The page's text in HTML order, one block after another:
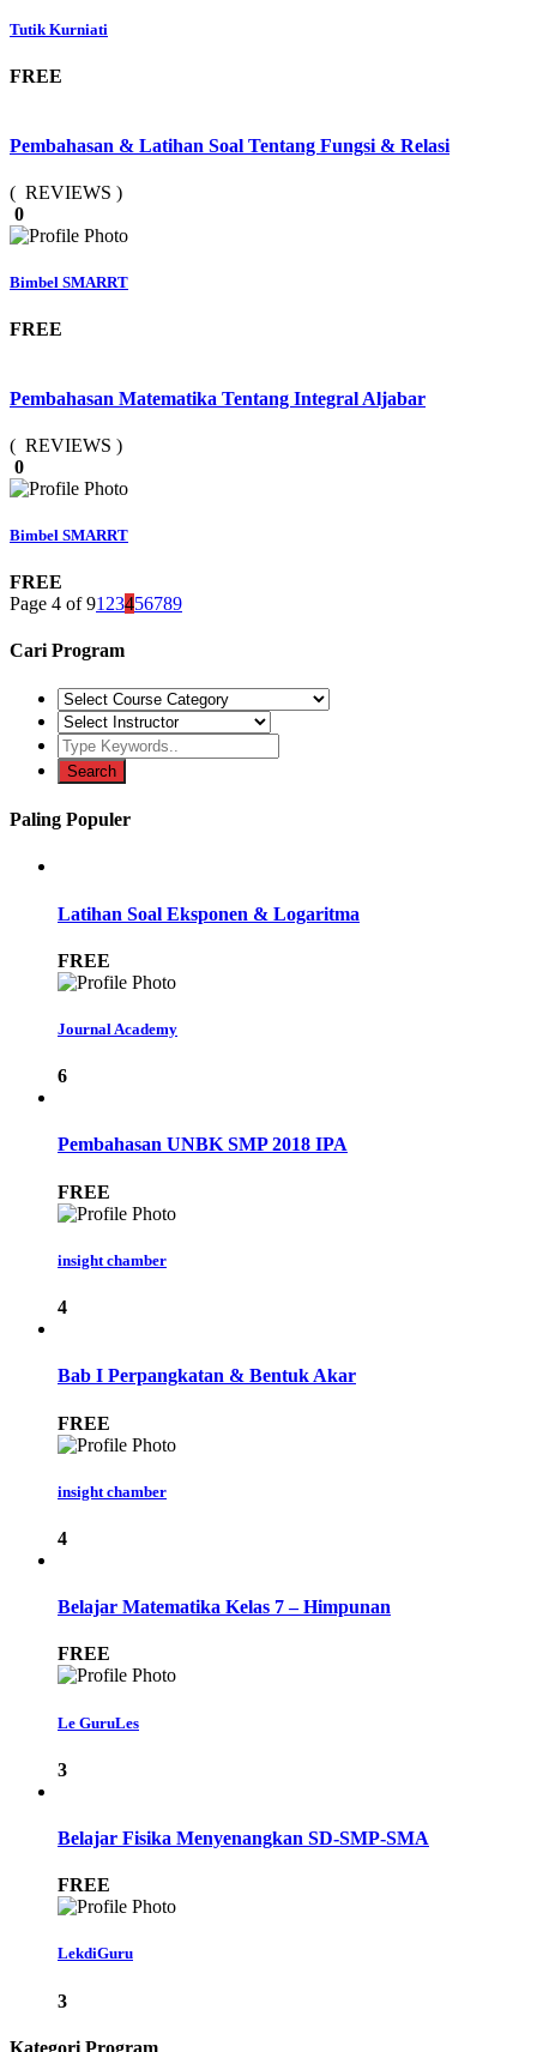
Tutik Kurniati
FREE
Pembahasan & Latihan Soal Tentang Fungsi & Relasi
( REVIEWS )
0
Bimbel SMARRT
FREE
Pembahasan Matematika Tentang Integral Aljabar
( REVIEWS )
0
Bimbel SMARRT
FREE
Page 4 of 91 23456789
Cari Program
Paling Populer
Latihan Soal Eksponen & Logaritma
FREE
Journal Academy
6
Pembahasan UNBK SMP 2018 IPA
FREE
insight chamber
4
Bab I Perpangkatan & Bentuk Akar
FREE
insight chamber
4
Belajar Matematika Kelas 7 – Himpunan
FREE
Le GuruLes
3
Belajar Fisika Menyenangkan SD-SMP-SMA
FREE
LekdiGuru
3
Kategori Program